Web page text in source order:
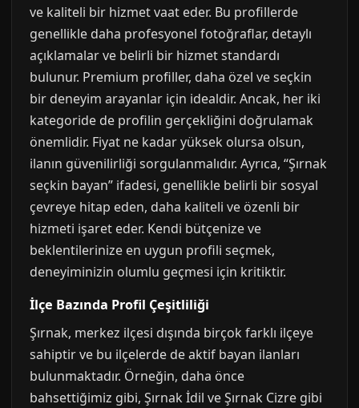
ve kaliteli bir hizmet vaat eder. Bu profillerde
genellikle daha profesyonel fotoğraflar, detaylı
açıklamalar ve belirli bir hizmet standardı
bulunur. Premium profiller, daha özel ve seçkin
bir deneyim arayanlar için idealdir. Ancak, her iki
kategoride de profilin gerçekliğini doğrulamak
önemlidir. Fiyat ne kadar yüksek olursa olsun,
ilanın güvenilirliği sorgulanmalıdır. Ayrıca, “Şırnak
seçkin bayan” ifadesi, genellikle belirli bir sosyal
çevreye hitap eden, daha kaliteli ve özenli bir
hizmeti işaret eder. Kendi bütçenize ve
beklentilerinize en uygun profili seçmek,
deneyiminizin olumlu geçmesi için kritiktir.
İlçe Bazında Profil Çeşitliliği
Şırnak, merkez ilçesi dışında birçok farklı ilçeye
sahiptir ve bu ilçelerde de aktif bayan ilanları
bulunmaktadır. Örneğin, daha önce
bahsettiğimiz gibi, Şırnak İdil ve Şırnak Cizre gibi